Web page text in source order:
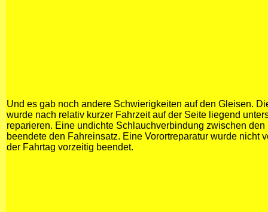
Und es gab noch andere Schwierigkeiten auf den Gleisen.
wurde nach relativ kurzer Fahrzeit auf der Seite liegend
reparieren. Eine undichte Schlauchverbindung zwischen
beendete den Fahreinsatz. Eine Vorortreparatur wurde nicht
der Fahrtag vorzeitig beendet.